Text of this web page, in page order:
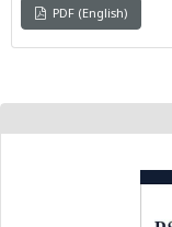
PDF (English)